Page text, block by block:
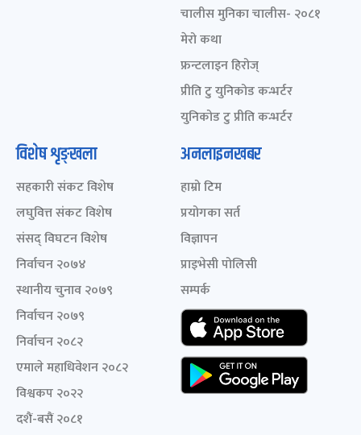
चालीस मुनिका चालीस- २०८१
मेरो कथा
फ्रन्टलाइन हिरोज्
प्रीति टु युनिकोड कन्भर्टर
युनिकोड टु प्रीति कन्भर्टर
विशेष शृङ्खला
सहकारी संकट विशेष
लघुवित्त संकट विशेष
संसद् विघटन विशेष
निर्वाचन २०७४
स्थानीय चुनाव २०७९
निर्वाचन २०७९
निर्वाचन २०८२
एमाले महाधिवेशन २०८२
विश्वकप २०२२
दशैं-बसैं २०८१
अनलाइनखबर
हाम्रो टिम
प्रयोगका सर्त
विज्ञापन
प्राइभेसी पोलिसी
सम्पर्क